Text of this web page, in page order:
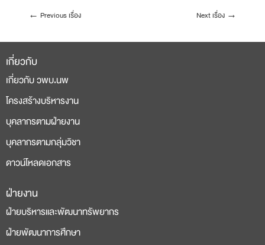
← Previous เรื่อง Next เรื่อง →
เกี่ยวกับ
เกี่ยวกับ วพบ.นพ
โครงสร้างบริหารงาน
บุคลากรตามฝ่ายงาน
บุคลากรตามกลุ่มวิชา
ดาวน์โหลดเอกสาร
deneme
bonusu
casino
siteleri
ฝ่ายงาน
ฝ่ายบริหารและพัฒนาทรัพยากร
ฝ่ายพัฒนาการศึกษา